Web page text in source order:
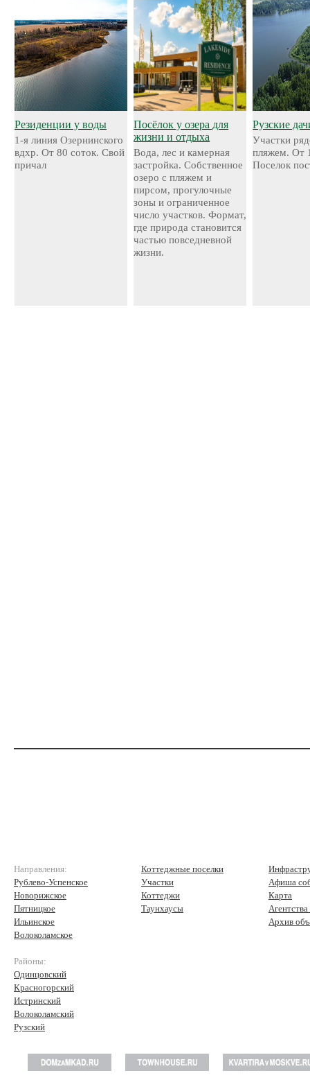
Резиденции у воды
1-я линия Озернинского
вдхр. От 80 соток. Свой
причал
Посёлок у озера для
жизни и отдыха
Вода, лес и камерная
застройка. Собственное
озеро с пляжем и
пирсом, прогулочные
зоны и ограниченное
число участков. Формат,
где природа становится
частью повседневной
жизни.
Рузские
Участки
пляжем. От
Поселок
Направления:
Рублево-Успенское
Новорижское
Пятницкое
Ильинское
Волоколамское
Районы:
Одинцовский
Красногорский
Истринский
Волоколамский
Рузский
Коттеджные поселки
Участки
Коттеджи
Таунхаусы
Афиша
Карта
Архив